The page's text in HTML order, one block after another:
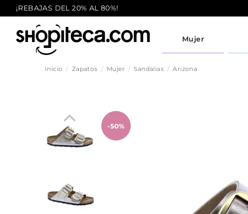
¡REBAJAS DEL 20% AL 80%!
Mujer
Inicio Zapatos Mujer Sandalias Arizona
-50%